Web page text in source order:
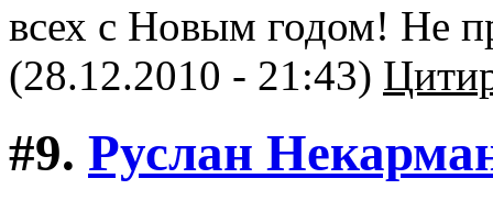
всех с Новым годом! Не
(28.12.2010 - 21:43)
#9. Руслан